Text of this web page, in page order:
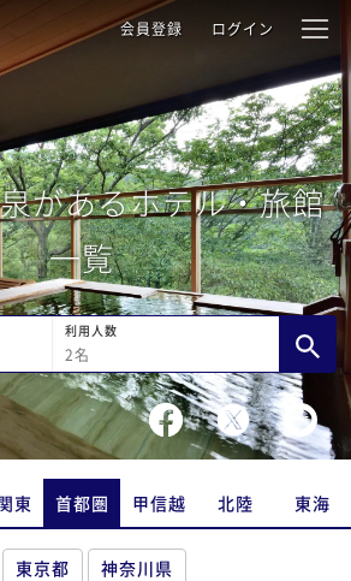
会員登録 ログイン
があるホテル・旅館
一覧
利用人数
2名
東 首都圏 甲信越 北陸 東海
東京都 神奈川県